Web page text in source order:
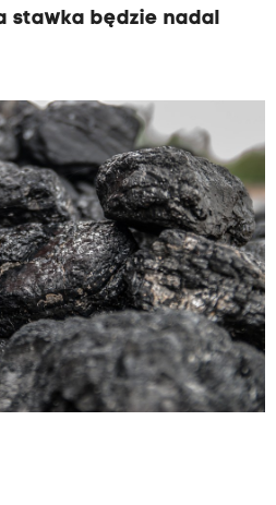
stawka będzie nadal